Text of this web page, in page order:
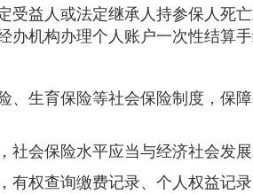
受益人或法定继承人持参保人死
机构办理个人账户一次性结算手
生育保险等社会保险制度，保
会保险水平应当与经济社会发展
权查询缴费记录、个人权益记